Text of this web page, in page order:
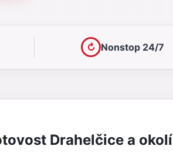
↻ Nonstop 24/7
Drahelčice a okolí